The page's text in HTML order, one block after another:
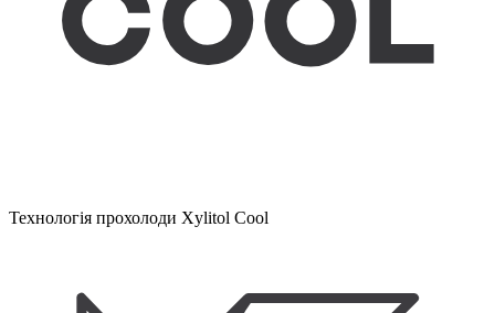
Технологія прохолоди Xylitol Cool